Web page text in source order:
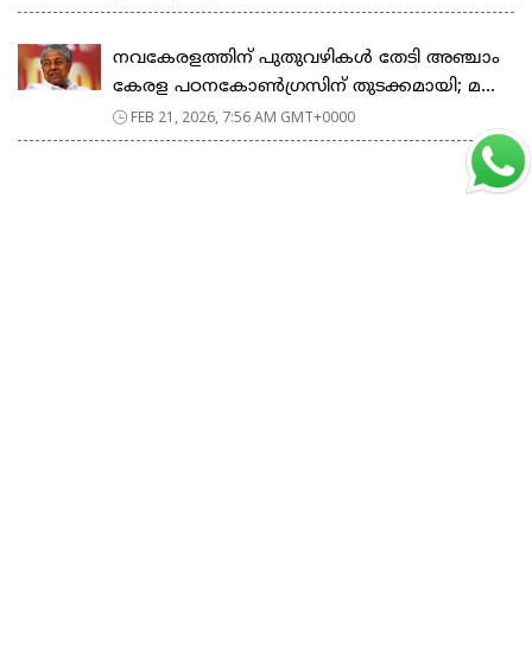
നവകേരളത്തിന് പുതുവഴികൾ തേടി അഞ്ചാം
കേരള പഠനകോൺഗ്രസിന് തുടക്കമായി; മ...
FEB 21, 2026, 7:56 AM GMT+0000